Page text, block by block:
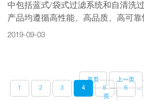
中包括蓝式/袋式过滤系统和自清洗
产品均遵循高性能、高品质、高可靠
2019-09-03
首页
上一页
1
2 3 4 5 6 ...
页